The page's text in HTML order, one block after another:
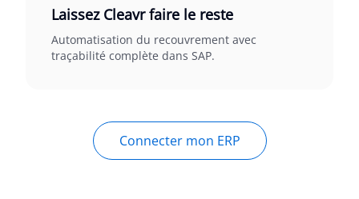
Laissez Cleavr faire le reste
Automatisation du recouvrement avec
traçabilité complète dans SAP.
Connecter mon ERP